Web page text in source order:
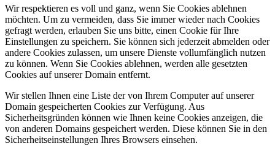
Wir respektieren es voll und ganz, wenn Sie Cookies ablehnen
möchten. Um zu vermeiden, dass Sie immer wieder nach Cookies
gefragt werden, erlauben Sie uns bitte, einen Cookie für Ihre
Einstellungen zu speichern. Sie können sich jederzeit abmelden oder
andere Cookies zulassen, um unsere Dienste vollumfänglich nutzen
zu können. Wenn Sie Cookies ablehnen, werden alle gesetzten
Cookies auf unserer Domain entfernt.
Wir stellen Ihnen eine Liste der von Ihrem Computer auf unserer
Domain gespeicherten Cookies zur Verfügung. Aus
Sicherheitsgründen können wie Ihnen keine Cookies anzeigen, die
von anderen Domains gespeichert werden. Diese können Sie in den
Sicherheitseinstellungen Ihres Browsers einsehen.